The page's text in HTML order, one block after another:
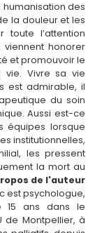
des
la douleur et les
toute l’attention
honorer
et promouvoir le
vie. Vivre sa vie
est admirable, il
du soin
Aussi est-ce
équipes lorsque
institutionnelles,
les pressent
la mort au
de l'auteur
est psychologue,
15 ans dans le
de Montpellier, à